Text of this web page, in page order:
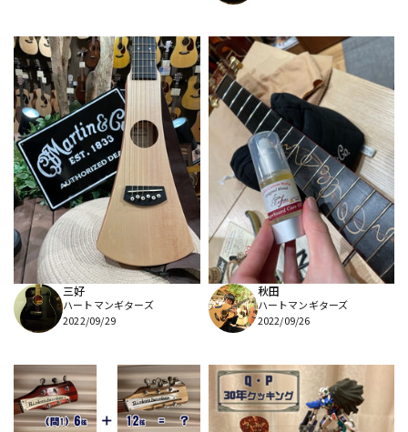
三好
ハートマンギターズ
2022/09/29
秋田
ハートマンギターズ
2022/09/26